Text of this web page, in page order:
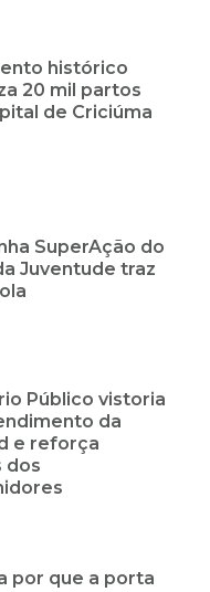
histórico
20 mil partos
de Criciúma
SuperAção do
Juventude traz
Público vistoria
da
e reforça
dos
por que a porta